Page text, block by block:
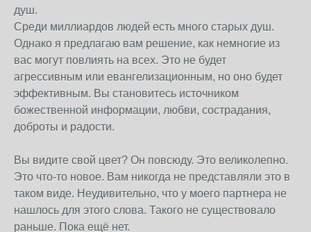
душ.
Среди миллиардов людей есть много старых душ.
Однако я предлагаю вам решение, как немногие из
вас могут повлиять на всех. Это не будет
агрессивным или евангелизационным, но оно будет
эффективным. Вы становитесь источником
божественной информации, любви, сострадания,
доброты и радости.
Вы видите свой цвет? Он повсюду. Это великолепно.
Это что-то новое. Вам никогда не представляли это в
таком виде. Неудивительно, что у моего партнера не
нашлось для этого слова. Такого не существовало
раньше. Пока ещё нет.